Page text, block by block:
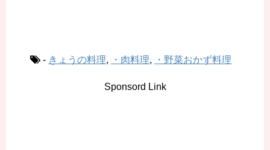
- きょうの料理, ・肉料理, ・野菜おかず料理
Sponsord Link